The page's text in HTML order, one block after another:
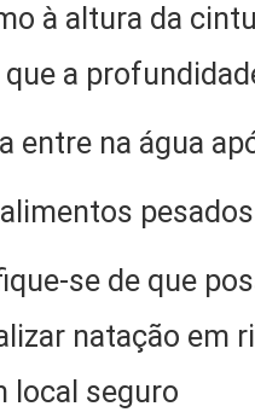
à altura da
que a
entre na água
se de que
natação em
local seguro